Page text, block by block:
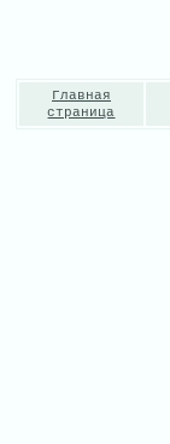
Главная
страница